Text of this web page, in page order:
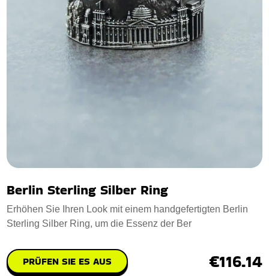
Berlin Sterling Silber Ring
Erhöhen Sie Ihren Look mit einem handgefertigten Berlin
Sterling Silber Ring, um die Essenz der Ber
PRÜFEN SIE ES AUS €116.14